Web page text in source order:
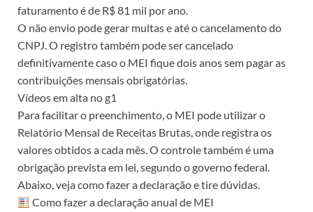
faturamento é de R$ 81 mil por ano.
O não envio pode gerar multas e até o cancelamento do
CNPJ. O registro também pode ser cancelado
definitivamente caso o MEI fique dois anos sem pagar as
contribuições mensais obrigatórias.
Vídeos em alta no g1
Para facilitar o preenchimento, o MEI pode utilizar o
Relatório Mensal de Receitas Brutas, onde registra os
valores obtidos a cada mês. O controle também é uma
obrigação prevista em lei, segundo o governo federal.
Abaixo, veja como fazer a declaração e tire dúvidas.
Como fazer a declaração anual de MEI